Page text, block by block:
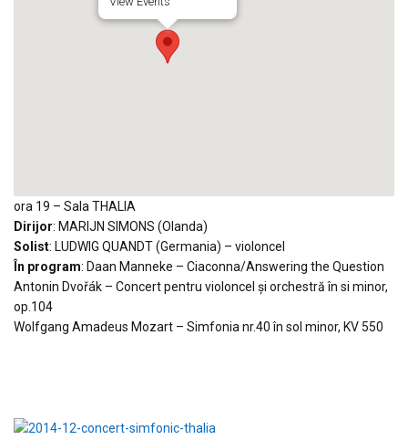
ora 19 – Sala THALIA
Dirijor: MARIJN SIMONS (Olanda)
Solist: LUDWIG QUANDT (Germania) – violoncel
În program: Daan Manneke – Ciaconna/Answering the Question
Antonin Dvořák – Concert pentru violoncel şi orchestră în si minor,
op.104
Wolfgang Amadeus Mozart – Simfonia nr.40 în sol minor, KV 550